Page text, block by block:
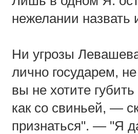
нежелании
Ни угрозы
лично государем,
вы не хотите
как со свиньей, —
признаться". — "Я